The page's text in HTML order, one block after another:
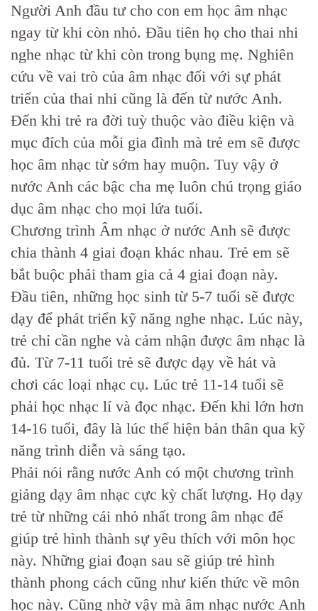
Người Anh đầu tư cho con em học âm nhạc
ngay từ khi còn nhỏ. Đầu tiên họ cho thai nhi
nghe nhạc từ khi còn trong bụng mẹ. Nghiên
cứu về vai trò của âm nhạc đối với sự phát
triển của thai nhi cũng là đến từ nước Anh.
Đến khi trẻ ra đời tuỳ thuộc vào điều kiện và
mục đích của mỗi gia đình mà trẻ em sẽ được
học âm nhạc từ sớm hay muộn. Tuy vậy ở
nước Anh các bậc cha mẹ luôn chú trọng giáo
dục âm nhạc cho mọi lứa tuổi.
Chương trình Âm nhạc ở nước Anh sẽ được
chia thành 4 giai đoạn khác nhau. Trẻ em sẽ
bắt buộc phải tham gia cả 4 giai đoạn này.
Đầu tiên, những học sinh từ 5-7 tuổi sẽ được
dạy để phát triển kỹ năng nghe nhạc. Lúc này,
trẻ chỉ cần nghe và cảm nhận được âm nhạc là
đủ. Từ 7-11 tuổi trẻ sẽ được dạy về hát và
chơi các loại nhạc cụ. Lúc trẻ 11-14 tuổi sẽ
phải học nhạc lí và đọc nhạc. Đến khi lớn hơn
14-16 tuổi, đây là lúc thể hiện bản thân qua kỹ
năng trình diễn và sáng tạo.
Phải nói rằng nước Anh có một chương trình
giảng dạy âm nhạc cực kỳ chất lượng. Họ dạy
trẻ từ những cái nhỏ nhất trong âm nhạc để
giúp trẻ hình thành sự yêu thích với môn học
này. Những giai đoạn sau sẽ giúp trẻ hình
thành phong cách cũng như kiến thức về môn
học này. Cũng nhờ vậy mà âm nhạc nước Anh